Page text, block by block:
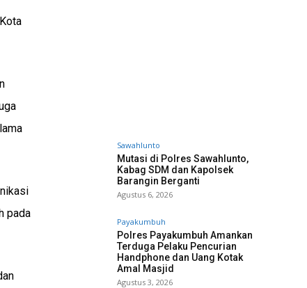
pada
Sawahlunto
Mutasi di Polres Sawahlunto,
Kabag SDM dan Kapolsek
Barangin Berganti
Agustus 6, 2026
Payakumbuh
Polres Payakumbuh Amankan
Terduga Pelaku Pencurian
Handphone dan Uang Kotak
Amal Masjid
Agustus 3, 2026